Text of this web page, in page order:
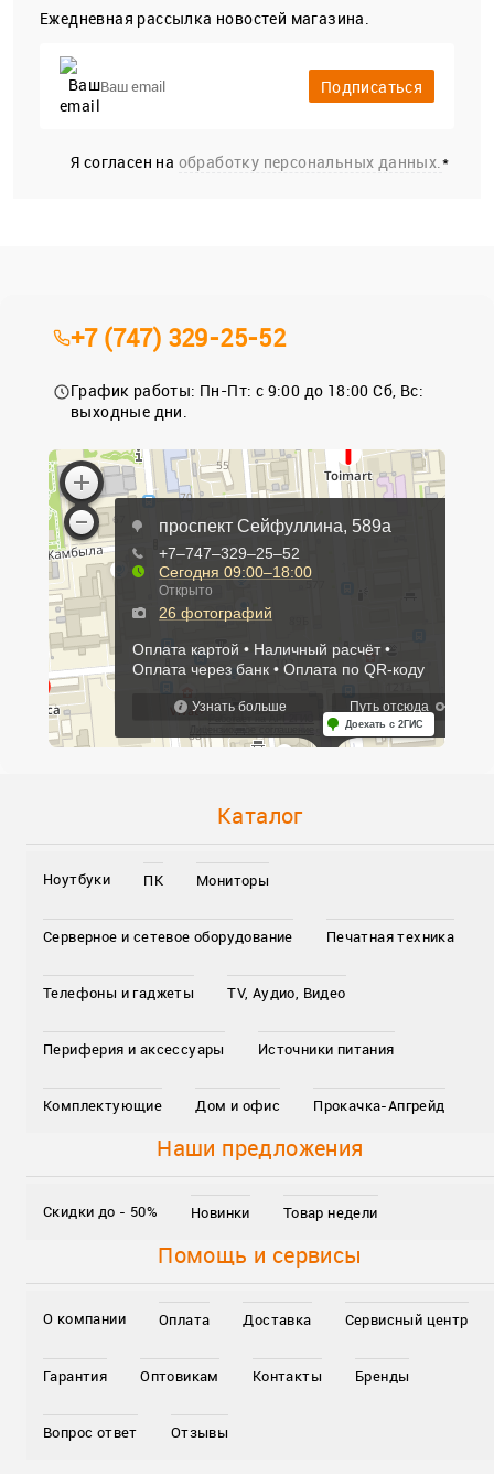
Ежедневная рассылка новостей магазина.
Подписаться
Я согласен на обработку персональных данных. *
Каталог
Ноутбуки ПК Мониторы
Серверное и сетевое оборудование Печатная техника
Телефоны и гаджеты TV, Аудио, Видео
Периферия и аксессуары Источники питания
Комплектующие Дом и офис Прокачка-Апгрейд
Наши предложения
Скидки до - 50% Новинки Товар недели
Помощь и сервисы
О компании Оплата Доставка Сервисный центр
Гарантия Оптовикам Контакты Бренды
Вопрос ответ Отзывы
+7 (747) 329-25-52
График работы: Пн-Пт: с 9:00 до 18:00 Сб, Вс:
выходные дни.